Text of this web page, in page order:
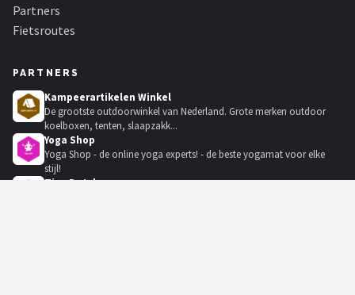
Partners
Fietsroutes
PARTNERS
Kampeerartikelen Winkel
De grootste outdoorwinkel van Nederland. Grote merken outdoor
koelboxen, tenten, slaapzakk...
Yoga Shop
Yoga Shop - de online yoga experts! - de beste yogamat voor elke
stijl!
Tiny Dutch